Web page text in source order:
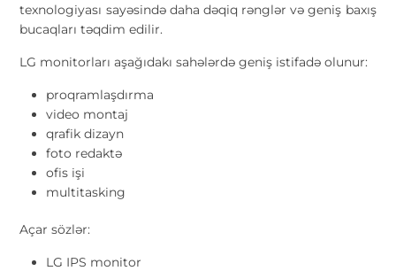
texnologiyası sayəsində daha dəqiq rənglər və geniş baxış
bucaqları təqdim edilir.
LG monitorları aşağıdakı sahələrdə geniş istifadə olunur:
proqramlaşdırma
video montaj
qrafik dizayn
foto redaktə
ofis işi
multitasking
Açar sözlər:
LG IPS monitor